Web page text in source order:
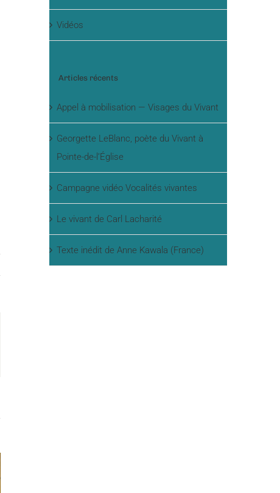
Vidéos
Articles récents
Appel à mobilisation — Visages du Vivant
Georgette LeBlanc, poète du Vivant à
Pointe-de-l’Église
Campagne vidéo Vocalités vivantes
Le vivant de Carl Lacharité
Texte inédit de Anne Kawala (France)